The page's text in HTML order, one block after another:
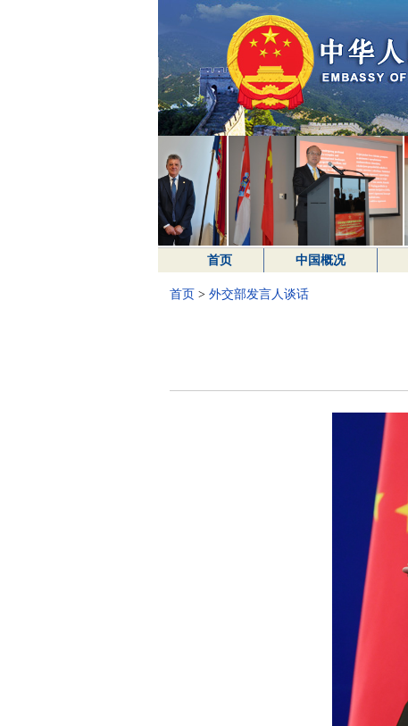
首页 中国概况
首页 > 外交部发言人谈话